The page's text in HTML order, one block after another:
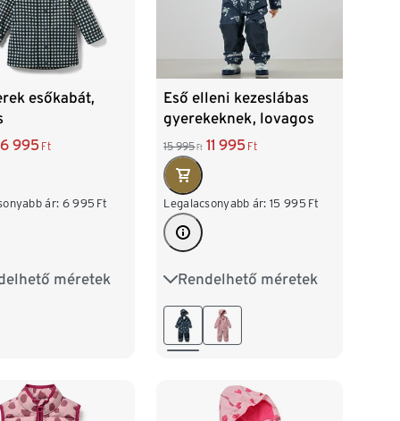
esőkabát,
6 995 Ft
ár: 6 995 Ft
méretek
98/104
Eső elleni kezeslábas
gyerekeknek, lovagos
15 995 Ft 11 995 Ft
Legalacsonyabb ár: 15 995 Ft
Rendelhető méretek
74/80 86/92
98/104